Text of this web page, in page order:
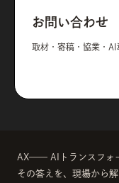
お問い合わせ
取材・寄稿・協業・AI
AX—— AIトランスフォ
その答えを、現場から